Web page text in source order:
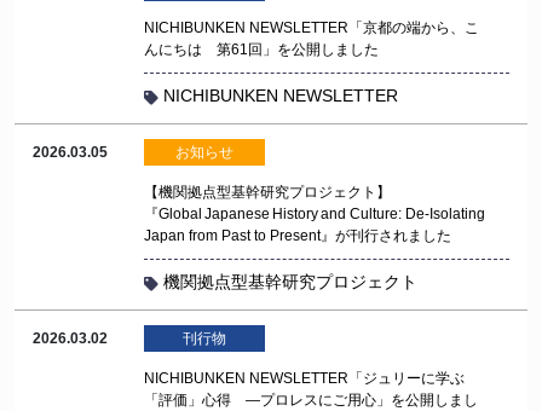
NICHIBUNKEN NEWSLETTER「京都の端から、こ
んにちは 第61回」を公開しました
NICHIBUNKEN NEWSLETTER
2026.03.05 お知らせ
【機関拠点型基幹研究プロジェクト】
『Global Japanese History and Culture: De-Isolating
Japan from Past to Present』が刊行されました
機関拠点型基幹研究プロジェクト
2026.03.02 刊行物
NICHIBUNKEN NEWSLETTER「ジュリーに学ぶ
「評価」心得 —プロレスにご用心」を公開しまし